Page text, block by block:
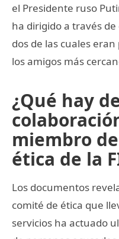
el Presidente ruso
ha dirigido a través
dos de las cuales
los amigos más
¿Qué hay
miembro
ética de la
Los documentos
comité de ética que
servicios ha actuado